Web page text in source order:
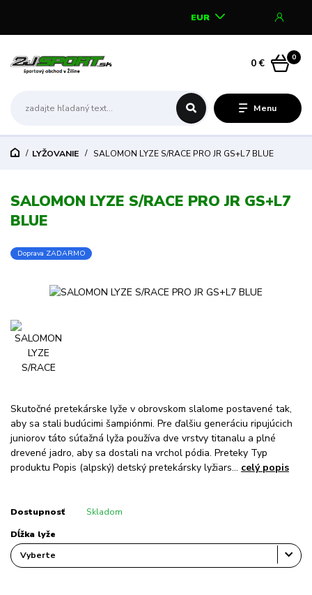
Menu
EUR
0
0 €
LYŽOVANIE SALOMON LYZE S/RACE PRO JR GS+L7 BLUE
SALOMON LYZE S/RACE PRO JR GS+L7
BLUE
Doprava ZADARMO
Skutočné pretekárske lyže v obrovskom slalome postavené tak,
aby sa stali budúcimi šampiónmi. Pre ďalšiu generáciu ripujúcich
juniorov táto súťažná lyža používa dve vrstvy titanalu a plné
drevené jadro, aby sa dostali na vrchol pódia. Preteky Typ
produktu Popis (alpský) detský pretekársky lyžiars... celý popis
Dostupnosť Skladom
Dĺžka lyže